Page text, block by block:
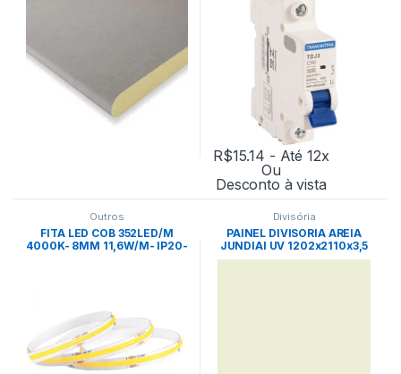
R$15.14 - Até 12x
Ou
Desconto à vista
Outros
FITA LED COB 352LED/M
4000K- 8MM 11,6W/M- IP20-
Divisória
PAINEL DIVISORIA AREIA
JUNDIAI UV 1202x2110x3,5
UN – EUCATEX